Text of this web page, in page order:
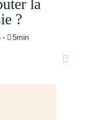
la
?
- 5min
